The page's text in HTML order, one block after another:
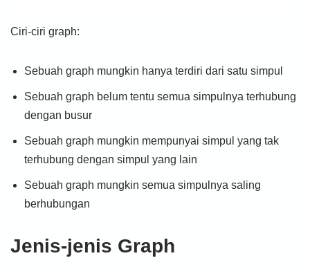
Ciri-ciri graph:
Sebuah graph mungkin hanya terdiri dari satu simpul
Sebuah graph belum tentu semua simpulnya terhubung
dengan busur
Sebuah graph mungkin mempunyai simpul yang tak
terhubung dengan simpul yang lain
Sebuah graph mungkin semua simpulnya saling
berhubungan
Jenis-jenis Graph